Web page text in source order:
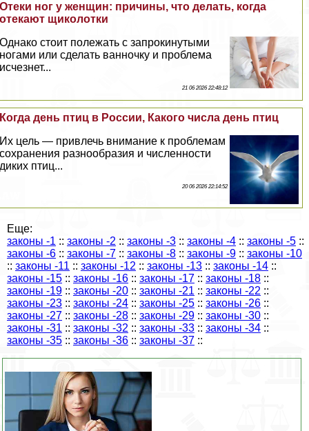
Отеки ног у женщин: причины, что делать, когда
отекают щиколотки
Однако стоит полежать с запрокинутыми
ногами или сделать ванночку и проблема
исчезнет...
21 06 2026 22:48:12
Когда день птиц в России, Какого числа день птиц
Их цель — привлечь внимание к проблемам
сохранения разнообразия и численности
диких птиц...
20 06 2026 22:14:52
Еще:
законы -1 :: законы -2 :: законы -3 :: законы -4 :: законы -5 ::
законы -6 :: законы -7 :: законы -8 :: законы -9 :: законы -10
:: законы -11 :: законы -12 :: законы -13 :: законы -14 ::
законы -15 :: законы -16 :: законы -17 :: законы -18 ::
законы -19 :: законы -20 :: законы -21 :: законы -22 ::
законы -23 :: законы -24 :: законы -25 :: законы -26 ::
законы -27 :: законы -28 :: законы -29 :: законы -30 ::
законы -31 :: законы -32 :: законы -33 :: законы -34 ::
законы -35 :: законы -36 :: законы -37 ::